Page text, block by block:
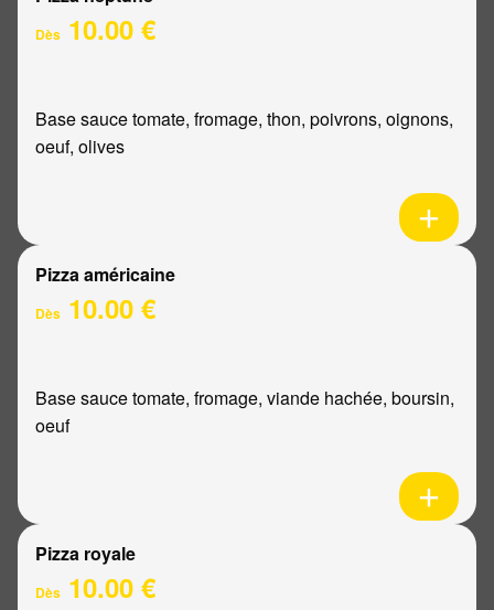
Dès 10.00 €
Base sauce tomate, fromage, thon, poivrons, oignons,
oeuf, olives
Pizza américaine
Dès 10.00 €
Base sauce tomate, fromage, viande hachée, boursin,
oeuf
Pizza royale
Dès 10.00 €